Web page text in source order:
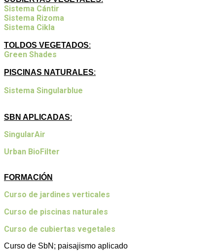
Sistema Cántir
Sistema Rizoma
Sistema Cikla
TOLDOS VEGETADOS:
Green Shades
PISCINAS NATURALES:
Sistema Singularblue
SBN APLICADAS:
SingularAir
Urban BioFilter
FORMACIÓN
Curso de jardines verticales
Curso de piscinas naturales
Curso de cubiertas vegetales
Curso de SbN; paisajismo aplicado